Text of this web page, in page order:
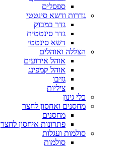
ספסלים
גדרות ודשא סינטטי
גדר במבוק
גדר סינטטית
דשא סינטטי
הצללה ואוהלים
אוהל אירועים
אוהל קמפינג
גזיבו
ציליות
כלי גינון
מחסנים ואחסון לחצר
מחסנים
פתרונות איחסון לחצר
סולמות ועגלות
סולמות